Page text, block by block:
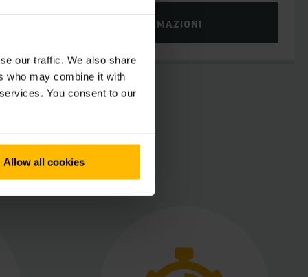
our traffic. We also share
who may combine it with
You consent to our
Allow all cookies
PIÙ INFORMAZIONI